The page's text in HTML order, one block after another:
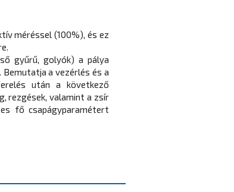
méréssel (100%), és ez
gyűrű, golyók) a pálya
a vezérlés és a
után a következő
rezgések, valamint a zsír
fő csapágyparamétert